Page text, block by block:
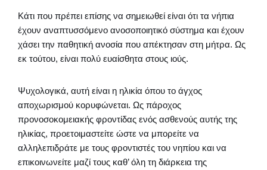
Κάτι που πρέπει επίσης να σημειωθεί είναι ότι τα νήπια
έχουν αναπτυσσόμενο ανοσοποιητικό σύστημα και έχουν
χάσει την παθητική ανοσία που απέκτησαν στη μήτρα. Ως
εκ τούτου, είναι πολύ ευαίσθητα στους ιούς.
Ψυχολογικά, αυτή είναι η ηλικία όπου το άγχος
αποχωρισμού κορυφώνεται. Ως πάροχος
προνοσοκομειακής φροντίδας ενός ασθενούς αυτής της
ηλικίας, προετοιμαστείτε ώστε να μπορείτε να
αλληλεπιδράτε με τους φροντιστές του νηπίου και να
επικοινωνείτε μαζί τους καθ’ όλη τη διάρκεια της